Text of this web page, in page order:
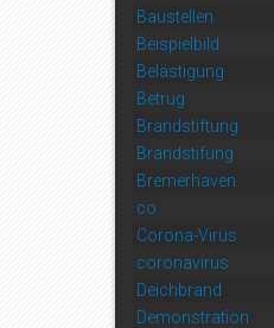
Baustellen
Beispielbild
Belästigung
Betrug
Brandstiftung
Brandstifung
Bremerhaven
co
Corona-Virus
coronavirus
Deichbrand
Demonstration